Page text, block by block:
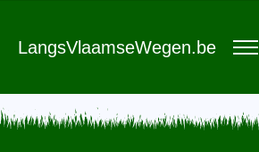
LangsVlaamseWegen.be